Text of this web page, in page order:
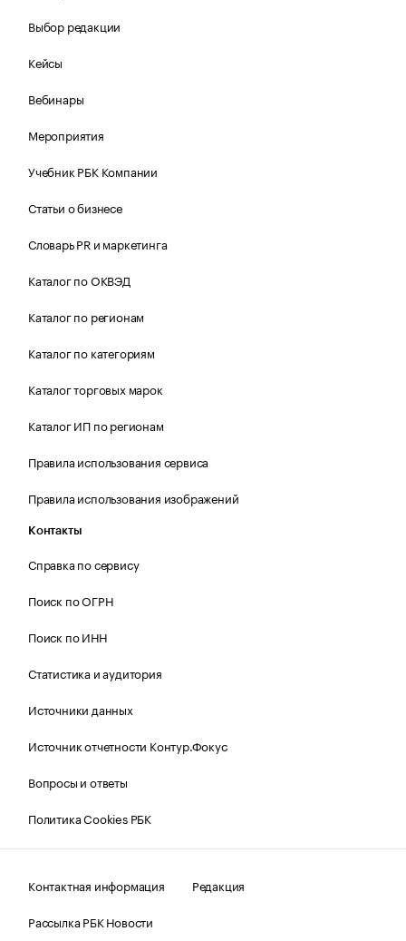
Выбор редакции
Кейсы
Вебинары
Мероприятия
Учебник РБК Компании
Статьи о бизнесе
Словарь PR и маркетинга
Каталог по ОКВЭД
Каталог по регионам
Каталог по категориям
Каталог торговых марок
Каталог ИП по регионам
Правила использования сервиса
Правила использования изображений
Контакты
Справка по сервису
Поиск по ОГРН
Поиск по ИНН
Статистика и аудитория
Источники данных
Источник отчетности Контур.Фокус
Вопросы и ответы
Политика Cookies РБК
Контактная информация
Редакция
Рассылка РБК Новости